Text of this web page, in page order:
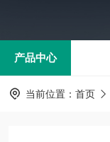
产品中心
当前位置： 首页